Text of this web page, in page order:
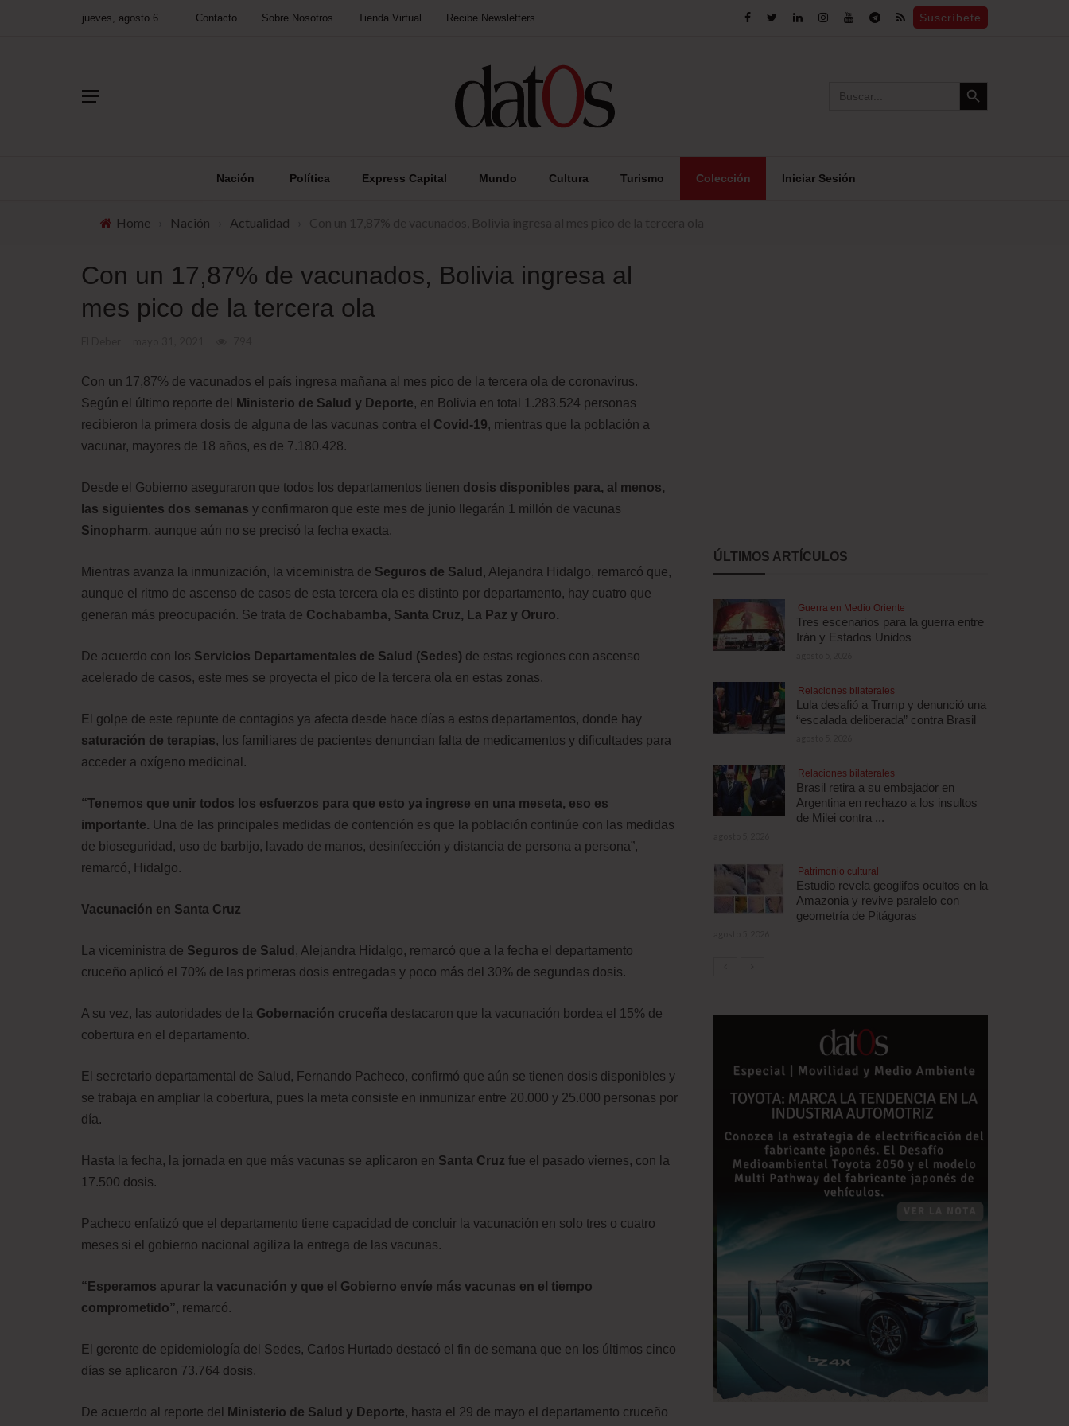
jueves, agosto 6 Contacto Sobre Nosotros Tienda Virtual Recibe Newsletters Suscríbete
for:
Search Button
Nación Política Express Capital Mundo Cultura Turismo Colección Iniciar Sesión
Home Nación Actualidad
Con un 17,87% de vacunados, Bolivia ingresa al
mes pico de la tercera ola
Con un 17,87% de vacunados el país ingresa mañana al mes pico de la tercera ola de coronavirus.
Según el último reporte del
Ministerio de Salud y Deporte, en Bolivia en total 1.283.524 personas
recibieron la primera dosis de alguna de las vacunas contra el Covid-19, mientras que la población a
vacunar, mayores de 18 años, es de 7.180.428.
Desde el Gobierno aseguraron que todos los departamentos tienen dosis disponibles para, al menos,
las siguientes dos semanas y confirmaron que este mes de junio llegarán 1 millón de vacunas
Sinopharm, aunque aún no se precisó la fecha exacta.
Mientras avanza la inmunización, la viceministra de Seguros de Salud , Alejandra Hidalgo, remarcó que,
aunque el ritmo de ascenso de casos de esta tercera ola es distinto por departamento, hay cuatro que
generan más preocupación. Se trata de Cochabamba, Santa Cruz, La Paz y Oruro.
De acuerdo con los Servicios Departamentales de Salud (Sedes) de estas regiones con ascenso
acelerado de casos, este mes se proyecta el pico de la tercera ola en estas zonas.
El golpe de este repunte de contagios ya afecta desde hace días a estos departamentos, donde hay
saturación de terapias, los familiares de pacientes denuncian falta de medicamentos y dificultades para
acceder a oxígeno medicinal.
“Tenemos que unir todos los esfuerzos para que esto ya ingrese en una meseta, eso es
importante. Una de las principales medidas de contención es que la población continúe con las medidas
de bioseguridad, uso de barbijo, lavado de manos, desinfección y distancia de persona a persona”,
remarcó, Hidalgo.
Vacunación en Santa Cruz
La viceministra de Seguros de Salud , Alejandra Hidalgo, remarcó que a la fecha el departamento
cruceño aplicó el 70% de las primeras dosis entregadas y poco más del 30% de segundas dosis.
A su vez, las autoridades de la Gobernación cruceña destacaron que la vacunación bordea el 15% de
cobertura en el departamento.
El secretario departamental de Salud, Fernando Pacheco, confirmó que aún se tienen dosis disponibles y
se trabaja en ampliar la cobertura, pues la meta consiste en inmunizar entre 20.000 y 25.000 personas por
día.
Hasta la fecha, la jornada en que más vacunas se aplicaron en Santa Cruz fue el pasado viernes, con la
17.500 dosis.
Pacheco enfatizó que el departamento tiene capacidad de concluir la vacunación en solo tres o cuatro
meses si el gobierno nacional agiliza la entrega de las vacunas.
“Esperamos apurar la vacunación y que el Gobierno envíe más vacunas en el tiempo
comprometido”, remarcó.
El gerente de epidemiología del Sedes, Carlos Hurtado destacó el fin de semana que en los últimos cinco
días se aplicaron 73.764 dosis.
De acuerdo al reporte del Ministerio de Salud y Deporte, hasta el 29 de mayo el departamento cruceño
ÚLTIMOS ARTÍCULOS
Guerra en Medio Oriente
Tres escenarios para la guerra entre
Irán y Estados Unidos
Relaciones bilaterales
Lula desafió a Trump y denunció una
“escalada deliberada” contra Brasil
Relaciones bilaterales
Brasil retira a su embajador en
Argentina en rechazo a los insultos
de Milei contra ...
Patrimonio cultural
Estudio revela geoglifos ocultos en la
Amazonia y revive paralelo con
geometría de Pitágoras